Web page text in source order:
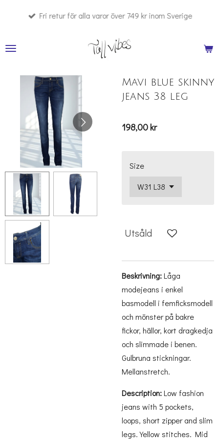
Fri retur för alla varor över 749 kr inom Sverige
Mavi blue skinny
jeans 38 leg
198,00 kr
Size
Utsåld
Beskrivning:Låga
modejeans i enkel
basmodell i femficksmodell
och mönster på bakre
fickor, hällor, kort dragkedja
och slimmade i benen.
Gulbruna stickningar.
Mellanstretch.
Description:Low fashion
jeans with 5 pockets,
loops, short zipper and slim
legs. Yellow stitches. Mid